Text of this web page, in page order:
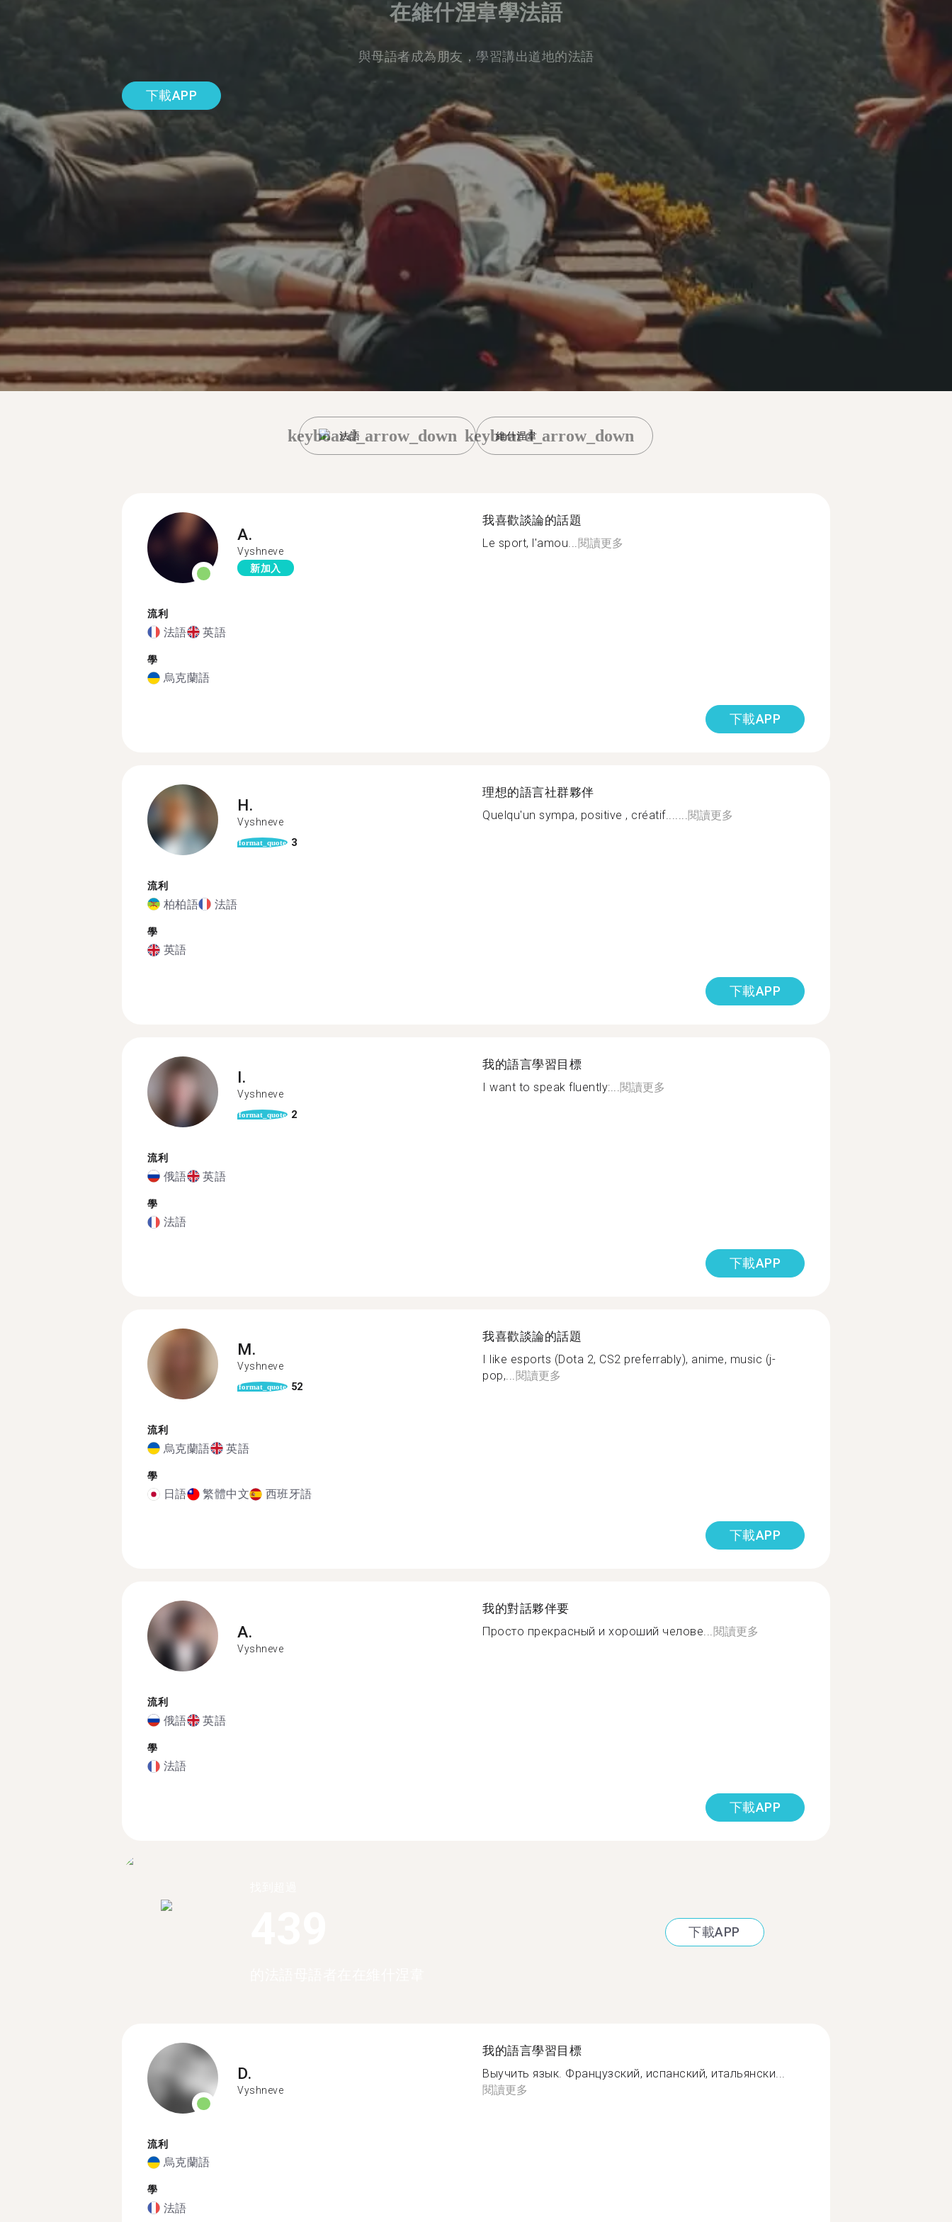
在維什涅韋學法語
與母語者成為朋友，學習講出道地的法語
下載APP
法語
keyboard_arrow_down 維什涅韋
keyboard_arrow_down
A.
Vyshneve
新加入
流利
法語 英語
學
烏克蘭語
我喜歡談論的話題
Le sport, l'amou...閱讀更多
下載APP
H.
Vyshneve
format_quote 3
流利
柏柏語 法語
學
英語
理想的語言社群夥伴
Quelqu'un sympa, positive , créatif.......閱讀更多
下載APP
I.
Vyshneve
format_quote 2
流利
俄語 英語
學
法語
我的語言學習目標
I want to speak fluently:...閱讀更多
下載APP
M.
Vyshneve
format_quote 52
流利
烏克蘭語 英語
學
日語 繁體中文 西班牙語
我喜歡談論的話題
I like esports (Dota 2, CS2 preferrably), anime, music (j-
pop,...閱讀更多
下載APP
A.
Vyshneve
流利
俄語 英語
學
法語
我的對話夥伴要
Просто прекрасный и хороший челове...閱讀更多
下載APP
下載APP
D.
Vyshneve
流利
烏克蘭語
學
法語
我的語言學習目標
Выучить язык. Французский, испанский, итальянски...
閱讀更多